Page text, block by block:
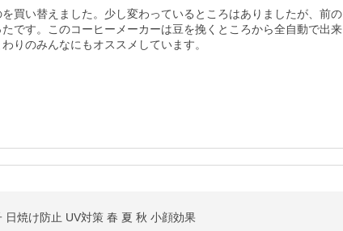
買い替えました。少し変わっているところはありましたが、前の
です。このコーヒーメーカーは豆を挽くところから全自動で出来
りのみんなにもオススメしています。
焼け防止 UV対策 春 夏 秋 小顔効果